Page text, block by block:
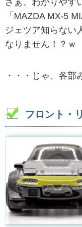
さぁ、わかりやす
「MAZDA MX-5
ジェツア知らない
なりません！？ｗ
・・・じゃ、各部
フロント・